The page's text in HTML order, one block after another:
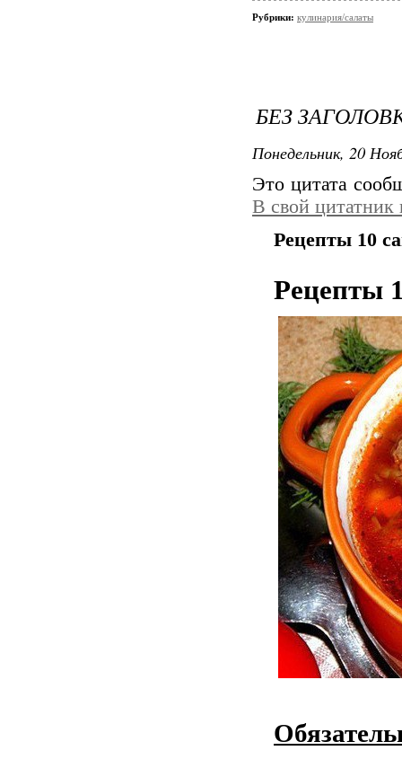
Рубрики: кулинария/салаты
БЕЗ
Понедельник, 20
Это цитата
В свой цитатник
Рецепты 10
Рецепты